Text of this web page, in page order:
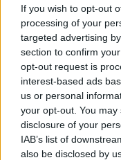
If you wish to opt-out
processing of your
targeted advertising
section to confirm
opt-out request is
interest-based ads
us or personal
your opt-out. You
disclosure of your
IAB’s list of
also be disclosed by
Lángoló Gitárok• 2012.